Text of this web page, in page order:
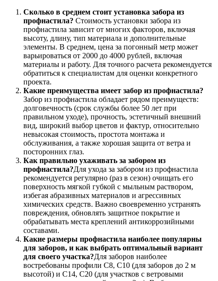
Сколько в среднем стоит установка забора из
профнастила? Стоимость установки забора из
профнастила зависит от многих факторов, включая
высоту, длину, тип материала и дополнительные
элементы. В среднем, цена за погонный метр может
варьироваться от 2000 до 4000 рублей, включая
материалы и работу. Для точного расчета рекомендуется
обратиться к специалистам для оценки конкретного
проекта.
Какие преимущества имеет забор из профнастила?
Забор из профнастила обладает рядом преимуществ:
долговечность (срок службы более 50 лет при
правильном уходе), прочность, эстетичный внешний
вид, широкий выбор цветов и фактур, относительно
невысокая стоимость, простота монтажа и
обслуживания, а также хорошая защита от ветра и
посторонних глаз.
Как правильно ухаживать за забором из
профнастила?Для ухода за забором из профнастила
рекомендуется регулярно (раз в сезон) очищать его
поверхность мягкой губкой с мыльным раствором,
избегая абразивных материалов и агрессивных
химических средств. Важно своевременно устранять
повреждения, обновлять защитное покрытие и
обрабатывать места креплений антикоррозийными
составами.
Какие размеры профнастила наиболее популярны
для заборов, и как выбрать оптимальный вариант
для своего участка?Для заборов наиболее
востребованы профили С8, С10 (для заборов до 2 м
высотой) и С14, С20 (для участков с ветровыми